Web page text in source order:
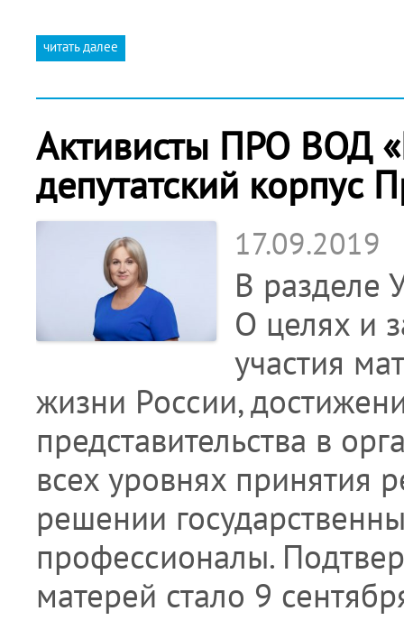
читать далее
Активисты ПРО ВОД
депутатский корпус
17.09.2019
В разделе
О целях и
участия
жизни России,
представительства в
всех уровнях принятия
решении
профессионалы.
матерей стало 9